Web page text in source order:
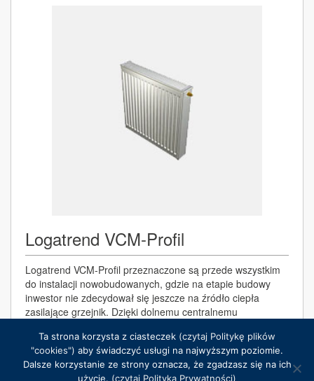
Logatrend VCM-Profil
Logatrend VCM-Profil przeznaczone są przede wszystkim
do instalacji nowobudowanych, gdzie na etapie budowy
inwestor nie zdecydował się jeszcze na źródło ciepła
zasilające grzejnik. Dzięki dolnemu centralnemu
posadzki będą w niewłaściwym miejscu.
Ta strona korzysta z ciasteczek (czytaj Politykę plików
"cookies") aby świadczyć usługi na najwyższym poziomie.
Dalsze korzystanie ze strony oznacza, że zgadzasz się na ich
użycie. (czytaj Polityka Prywatności)